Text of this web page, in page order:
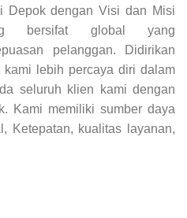
Depok dengan Visi dan Misi
bersifat global yang
pelanggan. Didirikan
kami lebih percaya diri dalam
seluruh klien kami dengan
Kami memiliki sumber daya
Ketepatan, kualitas layanan,